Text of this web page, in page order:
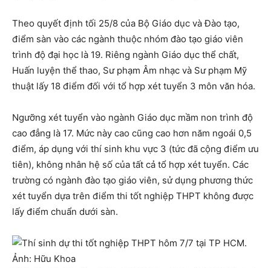
Theo quyết định tối 25/8 của Bộ Giáo dục và Đào tạo,
điểm sàn vào các ngành thuộc nhóm đào tạo giáo viên
trình độ đại học là 19. Riêng ngành Giáo dục thể chất,
Huấn luyện thể thao, Sư phạm Âm nhạc và Sư phạm Mỹ
thuật lấy 18 điểm đối với tổ hợp xét tuyển 3 môn văn hóa.
Ngưỡng xét tuyển vào ngành Giáo dục mầm non trình độ
cao đẳng là 17. Mức này cao cũng cao hơn năm ngoái 0,5
điểm, áp dụng với thí sinh khu vực 3 (tức đã cộng điểm ưu
tiên), không nhân hệ số của tất cả tổ hợp xét tuyển. Các
trường có ngành đào tạo giáo viên, sử dụng phương thức
xét tuyển dựa trên điểm thi tốt nghiệp THPT không được
lấy điểm chuẩn dưới sàn.